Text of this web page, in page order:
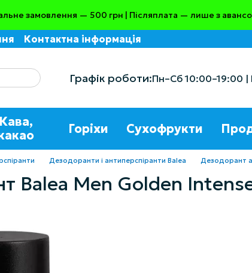
замовлення — 500 грн | Післяплата — лише з
Контактна інформація
Графік роботи:Пн–Сб 10:00–19:00 |
Горіхи Сухофрукти
Дезодоранти і антиперспіранти Balea Дезодорант
Balea Men Golden